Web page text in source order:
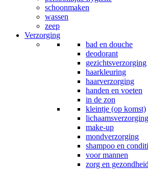
schoonmaken
wassen
zeep
Verzorging
bad en douche
deodorant
gezichtsverzorging
haarkleuring
haarverzorging
handen en voeten
in de zon
kleintje (op komst)
lichaamsverzorging
make-up
mondverzorging
shampoo en
voor mannen
zorg en gezondheid